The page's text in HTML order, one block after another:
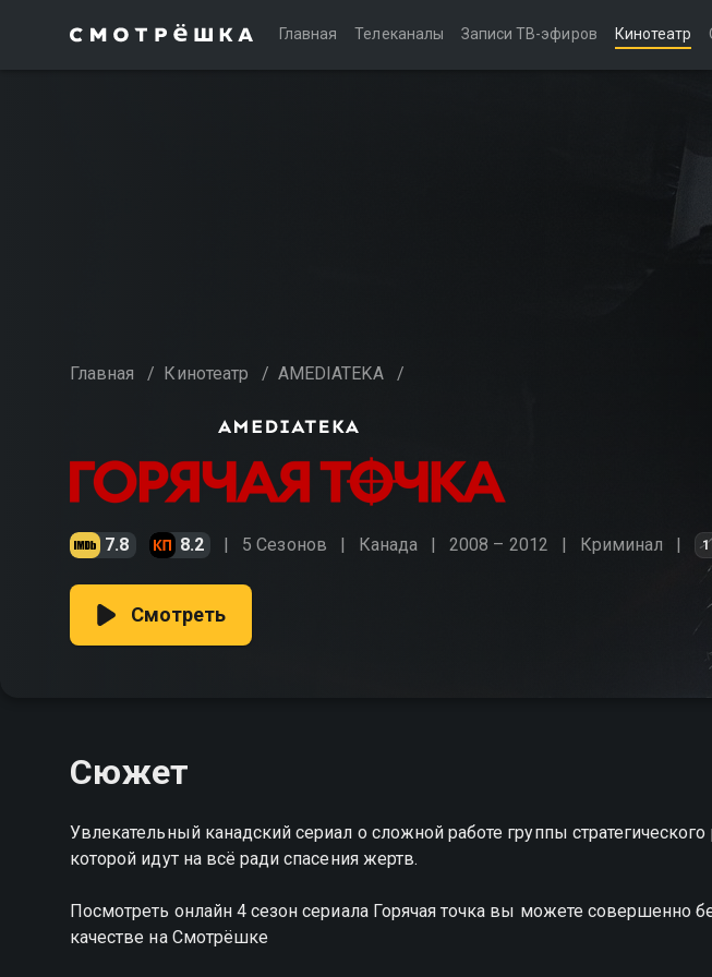
Главная Телеканалы Записи ТВ-эфиров Кинотеатр
Главная / Кинотеатр / AMEDIATEKA /
7.8 8.2 5 Сезонов Канада 2008 – 2012 Криминал
Смотреть
Сюжет
Увлекательный канадский сериал о сложной работе группы
которой идут на всё ради спасения жертв.
Посмотреть онлайн 4 сезон сериала Горячая точка вы можете совершенно
качестве на Смотрёшке